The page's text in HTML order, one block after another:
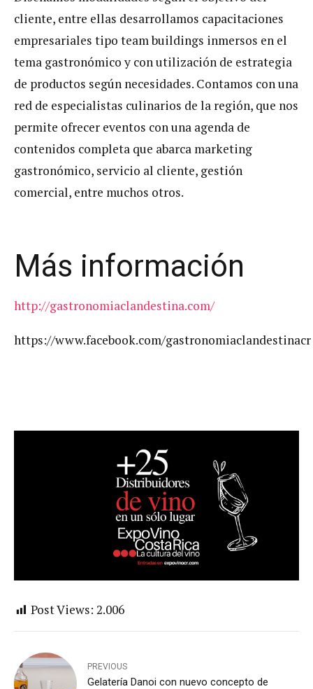
cliente, entre ellas desarrollamos capacitaciones
empresariales tipo team buildings inmersos en el
tema gastronómico y con utilización de estrategia
de productos según necesidades. Contamos con una
red de especialistas culinarios de la región, que nos
permite ofrecer eventos con una agenda de
contenidos completa que abarca marketing
gastronómico, servicio al cliente, gestión
comercial, entre muchos otros.
Más información
http://gastronomiaclandestina.com/
https://www.facebook.com/gastronomiaclandestinacr
Post Views: 2.006
PREVIOUS
Gelatería Danoi con nuevo concepto de